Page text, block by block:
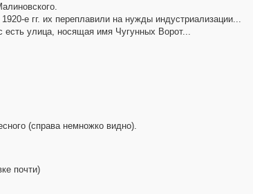
е гг. их переплавили на нужды индустриализации...
есть улица, носящая имя Чугунных Ворот...
(справа немножко видно).
почти)